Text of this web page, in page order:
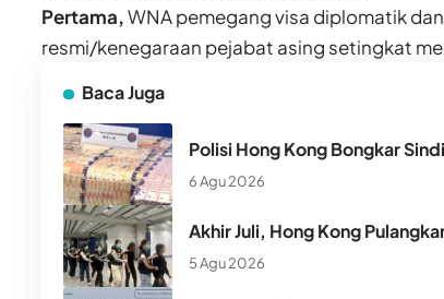
Pertama,WNA pemegang visa diplomatik
resmi/kenegaraan pejabat asing setingkat
Baca Juga
Polisi Hong Kong Bongkar
6 Agu 2026
Akhir Juli, Hong Kong
5 Agu 2026